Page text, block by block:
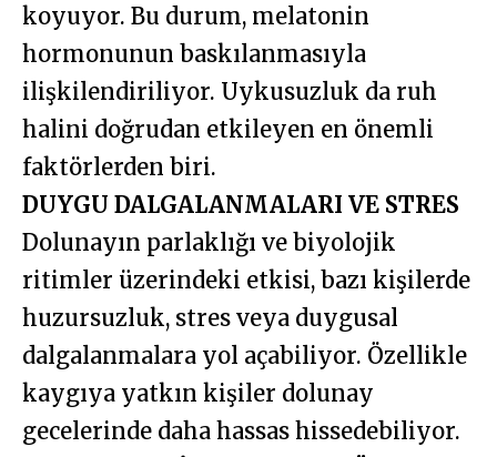
koyuyor. Bu durum, melatonin
hormonunun baskılanmasıyla
ilişkilendiriliyor. Uykusuzluk da ruh
halini doğrudan etkileyen en önemli
faktörlerden biri.
DUYGU DALGALANMALARI VE STRES
Dolunayın parlaklığı ve biyolojik
ritimler üzerindeki etkisi, bazı kişilerde
huzursuzluk, stres veya duygusal
dalgalanmalara yol açabiliyor. Özellikle
kaygıya yatkın kişiler dolunay
gecelerinde daha hassas hissedebiliyor.